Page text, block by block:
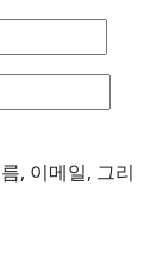
, 이메일, 그리